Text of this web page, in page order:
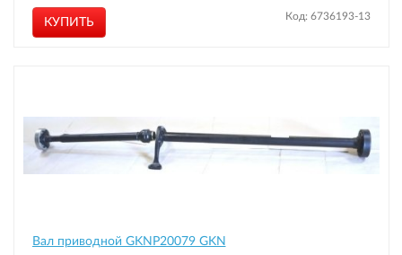
КУПИТЬ Код: 6736193-13
Вал приводной GKNP20079 GKN